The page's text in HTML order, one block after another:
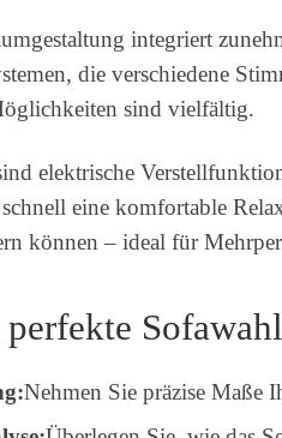
integriert
die verschiedene
sind vielfältig.
elektrische
eine komfortable
können – ideal für
Nehmen Sie präzise Maße